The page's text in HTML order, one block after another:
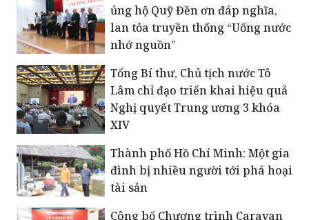
nhớ nguồn”
Tổng Bí thư, Chủ tịch nước Tô
Lâm chỉ đạo triển khai hiệu quả
Nghị quyết Trung ương 3 khóa
XIV
Thành phố Hồ Chí Minh: Một gia
tài sản
Công bố Chương trình Caravan
Báo Pháp Luật Việt Nam lần 4 tại
xã Tuy Đức - tỉnh Lâm Đồng